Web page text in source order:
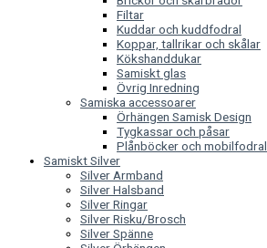
Filtar
Kuddar och kuddfodral
Koppar, tallrikar och skålar
Kökshanddukar
Samiskt glas
Övrig Inredning
Samiska accessoarer
Örhängen Samisk Design
Tygkassar och påsar
Plånböcker och mobilfodral
Samiskt Silver
Silver Armband
Silver Halsband
Silver Ringar
Silver Risku/Brosch
Silver Spänne